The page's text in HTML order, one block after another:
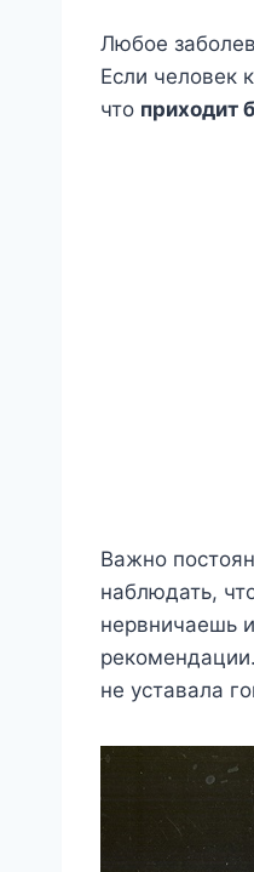
Любое
Если человек
что приходит
Важно
наблюдать,
нервничаешь
не уставала